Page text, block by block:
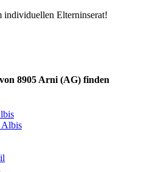
individuellen Elterninserat!
8905 Arni (AG) finden
Albis